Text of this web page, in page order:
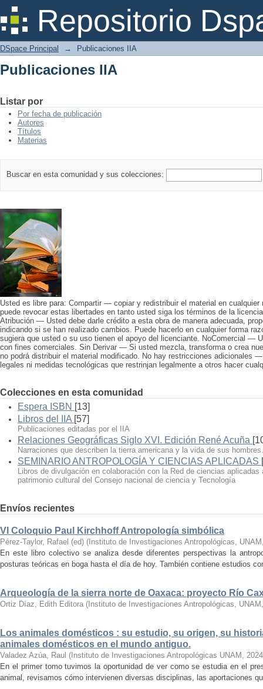
Repositorio
Publicaciones IIA
DSpace Principal → Publicaciones IIA
Publicaciones IIA
Listar por
Por fecha de publicación
Autores
Títulos
Materias
Buscar en esta comunidad y sus colecciones:
Usted es libre para: Compartir — copiar y redistribuir el material en
puede revocar estas libertades en tanto usted siga los términos de la
Atribución — Usted debe darle crédito a esta obra de manera adecuada,
indicando si se han realizado cambios. Puede hacerlo en cualquier forma
sugiera que usted o su uso tienen el apoyo del licenciante. NoComercial —
con fines comerciales. Sin Derivar — Si usted mezcla, transforma o crea
no podrá distribuir el material modificado. No hay restricciones adicionales
legales ni medidas tecnológicas que restrinjan legalmente a otros hacer
Colecciones en esta comunidad
Espera ISBN [13]
Libros del IIA [57]
Publicaciones editadas por el IIA
Relaciones Geográficas Siglo XVI. Edición René Acuña
Narraciones que describen la tierra americana y la vida de sus hombres.
SEMINARIO ANTROPOLOGÍA Y CIENCIAS APLICADAS
Libros de divulgación en colaboración con la Red de ciencias
patrimonio cultural del Consejo nacional de ciencia y Tecnología
Envíos recientes
VI Coloquio Paul Kirchhoff Antropología simbólica
Pérez-Taylor, Rafael (ed) ( Instituto de Investigaciones Antropológicas, UNAM
En este libro colectivo se analiza desde diferentes perspectivas la
posturas teóricas en boga hasta el día de hoy. También contiene estudios
Arqueología de la sierra norte de Oaxaca: proyecto Río
Ortiz Díaz, Edith Editora ( Instituto de Investigaciones Antropológicas, UNAM
Los animales domésticos : su estudio, su origen, su
animales domésticos en el mundo antiguo.
Valadez Azúa, Raul ( Instituto de Investigaciones Antropológicas UNAM , 2024
En el primer tomo tuvimos la oportunidad de ver como se estudia en el
animal, revisamos cómo intervienen diversas disciplinas, las aportaciones